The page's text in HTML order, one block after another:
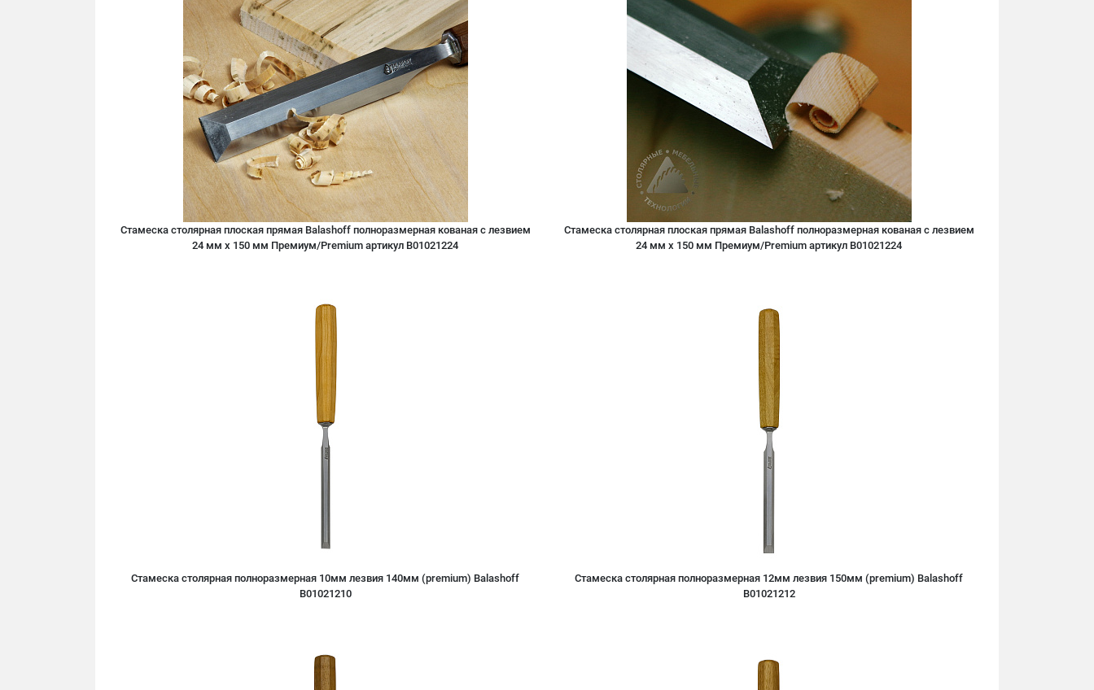
Стамеска столярная плоская прямая Balashoff полноразмерная кованая с лезвием
24 мм х 150 мм Премиум/Premium артикул B01021224
Стамеска столярная плоская прямая Balashoff полноразмерная кованая с лезвием
24 мм х 150 мм Премиум/Premium артикул B01021224
Стамеска столярная полноразмерная 10мм лезвия 140мм (premium) Balashoff
B01021210
Стамеска столярная полноразмерная 12мм лезвия 150мм (premium) Balashoff
B01021212